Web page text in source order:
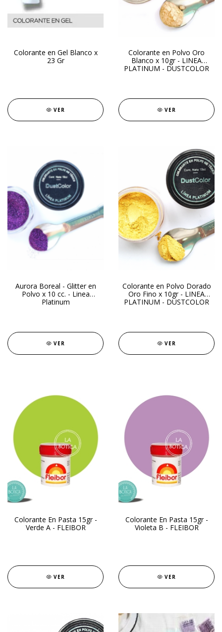
Colorante en Gel Blanco x
23 Gr
VER
Colorante en Polvo Oro
Blanco x 10gr - LINEA
PLATINUM - DUSTCOLOR
VER
Aurora Boreal - Glitter en
Polvo x 10 cc. - Linea
Platinum
VER
Colorante en Polvo Dorado
Oro Fino x 10gr - LINEA
PLATINUM - DUSTCOLOR
VER
Colorante En Pasta 15gr -
Verde A - FLEIBOR
VER
Colorante En Pasta 15gr -
Violeta B - FLEIBOR
VER